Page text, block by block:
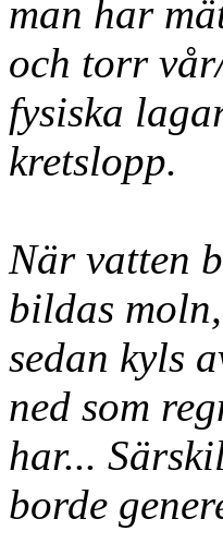
man har
och torr
fysiska
kretslopp.
När vatten
bildas
sedan kyls
ned som
har...
borde